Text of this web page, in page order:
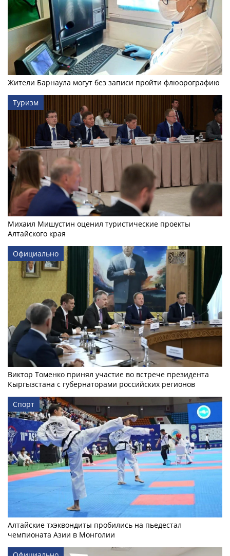
Жители Барнаула могут без записи пройти флюорографию
Туризм
Михаил Мишустин оценил туристические проекты
Алтайского края
Официально
Виктор Томенко принял участие во встрече президента
Кыргызстана с губернаторами российских регионов
Спорт
Алтайские тхэквондиты пробились на пьедестал
чемпионата Азии в Монголии